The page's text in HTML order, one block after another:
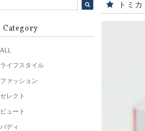
Category
ALL
ライフスタイル
ファッション
セレクト
ビュート
バディ
トミ